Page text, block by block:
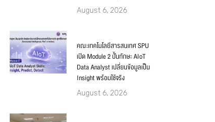
คณะเทคโนโลยีสารสนเทศ SPU
เปิด Module 2 ปั้นทักษะ AIoT
Data Analyst เปลี่ยนข้อมูลเป็น